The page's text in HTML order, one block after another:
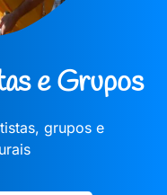
e Grupos
grupos e